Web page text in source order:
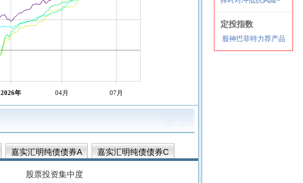
2026年 04月 07月
嘉实汇明纯债债券A
嘉实汇明纯债债券C
嘉实致远3个月定期纯债债券
股票投资集中度